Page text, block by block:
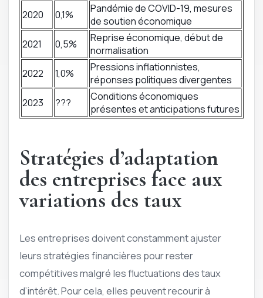
2020
0,1%
Pandémie de COVID-19, mesures
de soutien économique
2021
0,5%
Reprise économique, début de
normalisation
2022
1,0%
Pressions inflationnistes,
réponses politiques divergentes
2023
???
Conditions économiques
présentes et anticipations futures
Stratégies d’adaptation
des entreprises face aux
variations des taux
Les entreprises doivent constamment ajuster
leurs stratégies financières pour rester
compétitives malgré les fluctuations des taux
d’intérêt. Pour cela, elles peuvent recourir à